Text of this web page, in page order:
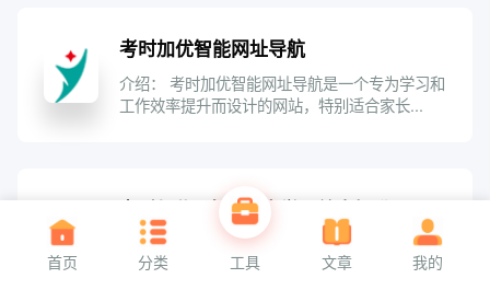
考时加优智能网址导航
介绍： 考时加优智能网址导航是一个专为学习和
工作效率提升而设计的网站，特别适合家长...
考时加优 -专注考生学习效率提升
介绍： “考时加优”是一家专注于提升考生学习效
率的商城，提供多种助力学习与考试的产...
首页 分类 工具 文章 我的